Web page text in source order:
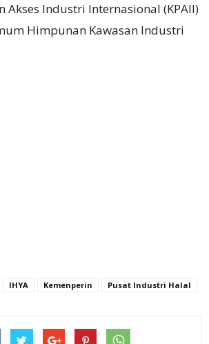
Akses Industri Internasional (KPAII)
Himpunan Kawasan Industri
IHYA Kemenperin Pusat Industri Halal